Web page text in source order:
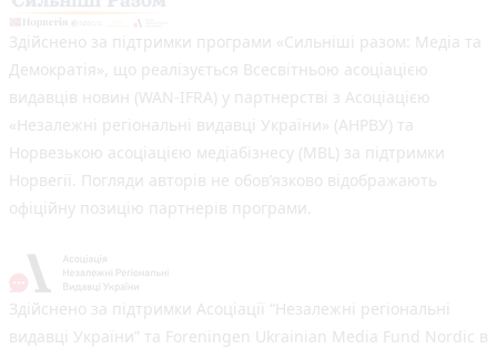
Здійснено за підтримки програми «Сильніші разом: Медіа та
Демократія», що реалізується Всесвітньою асоціацією
видавців новин (WAN-IFRA) у партнерстві з Асоціацією
«Незалежні регіональні видавці України» (АНРВУ) та
Норвезькою асоціацією медіабізнесу (MBL) за підтримки
Норвегії. Погляди авторів не обов’язково відображають
офіційну позицію партнерів програми.
Здійснено за підтримки Асоціації “Незалежні регіональні
видавці України” та Foreningen Ukrainian Media Fund Nordic в